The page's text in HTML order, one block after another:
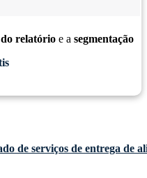
do relatório e a segmentação
de serviços de entrega de